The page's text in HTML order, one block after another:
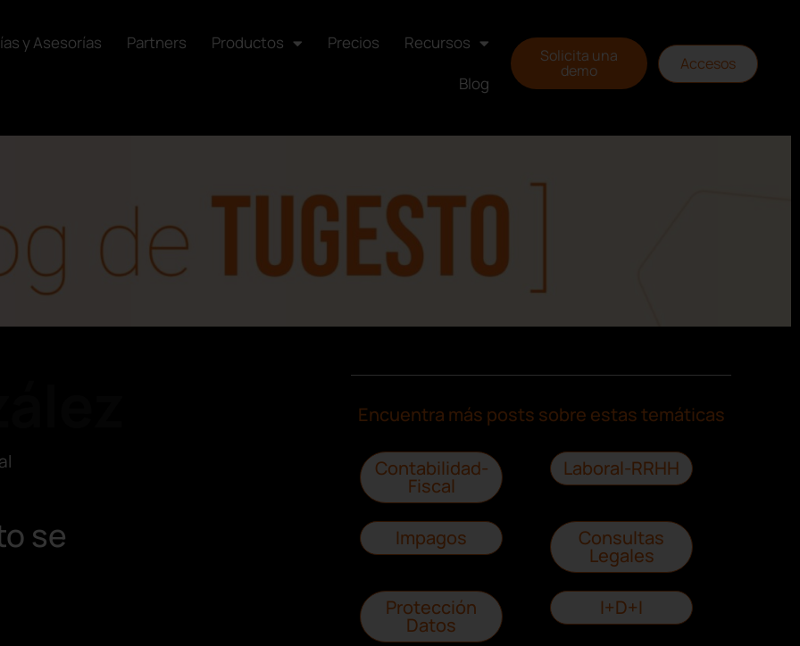
y Asesorías Partners Productos Precios
Recursos
Blog
Solicita una
demo Accesos
se
Encuentra más posts sobre estas temáticas
Contabilidad-
Fiscal
Laboral-RRHH
Impagos Consultas
Legales
Protección
Datos
I+D+I